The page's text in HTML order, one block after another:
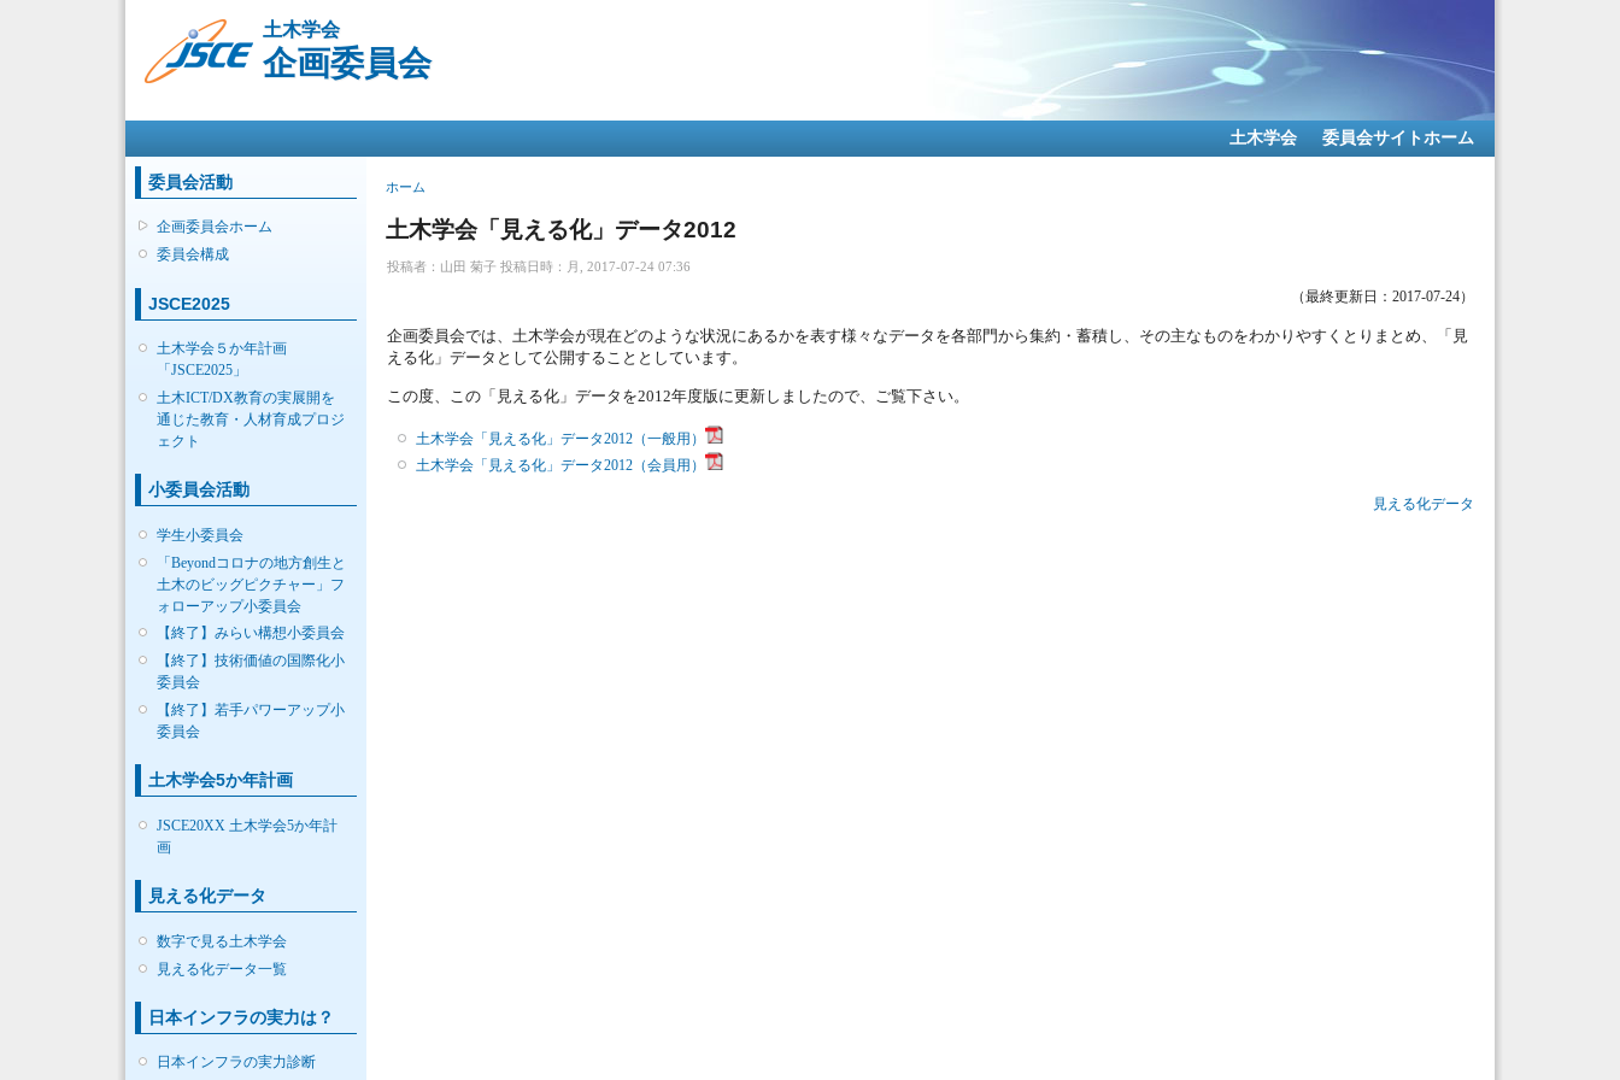
土木学会
企画委員会
土木学会 委員会サイトホーム
委員会活動
企画委員会ホーム
委員会構成
JSCE2025
土木学会５か年計画
「JSCE2025」
土木ICT/DX教育の実展開を
通じた教育・人材育成プロジ
ェクト
小委員会活動
学生小委員会
「Beyondコロナの地方創生と
土木のビッグピクチャー」フ
ォローアップ小委員会
【終了】みらい構想小委員会
【終了】技術価値の国際化小
委員会
【終了】若手パワーアップ小
委員会
土木学会5か年計画
JSCE20XX 土木学会5か年計
画
見える化データ
数字で見る土木学会
見える化データ一覧
日本インフラの実力は？
日本インフラの実力診断
現在地
ホーム
土木学会「見える化」データ2012
投稿者： 山田 菊子 投稿日時：月, 2017-07-24 07:36
（最終更新日：2017-07-24）
企画委員会では、土木学会が現在どのような状況にあるかを表す様々なデータを各部門から集約・蓄積し、その主なものをわかりやすくとりまとめ、「見
える化」データとして公開することとしています。
この度、この「見える化」データを2012年度版に更新しましたので、ご覧下さい。
土木学会「見える化」データ2012（一般用）
土木学会「見える化」データ2012（会員用）
見える化データ